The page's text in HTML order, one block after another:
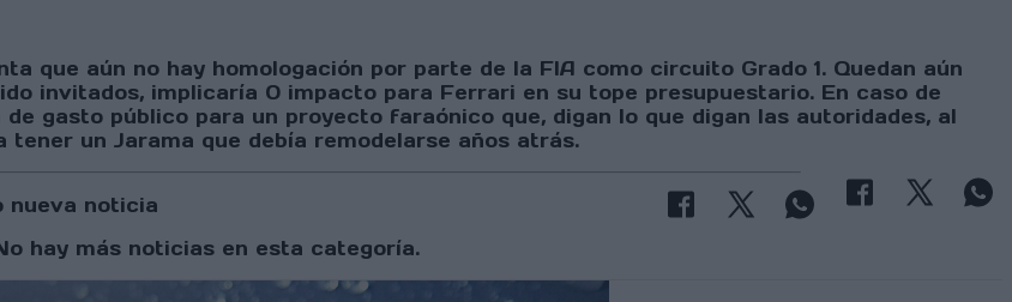
que aún no hay homologación por parte de la FIA como circuito Grado 1. Quedan aún
invitados, implicaría 0 impacto para Ferrari en su tope presupuestario. En caso de
gasto público para un proyecto faraónico que, digan lo que digan las autoridades, al
un Jarama que debía remodelarse años atrás.
nueva noticia
hay más noticias en esta categoría.